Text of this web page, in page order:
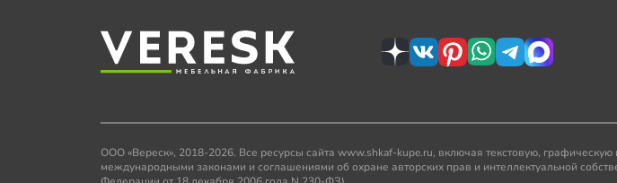
ООО «Вереск», 2018-2026. Все ресурсы сайта www.shkaf-kupe.ru, включая текстовую,
международными законами и соглашениями об охране авторских прав и интеллектуальной